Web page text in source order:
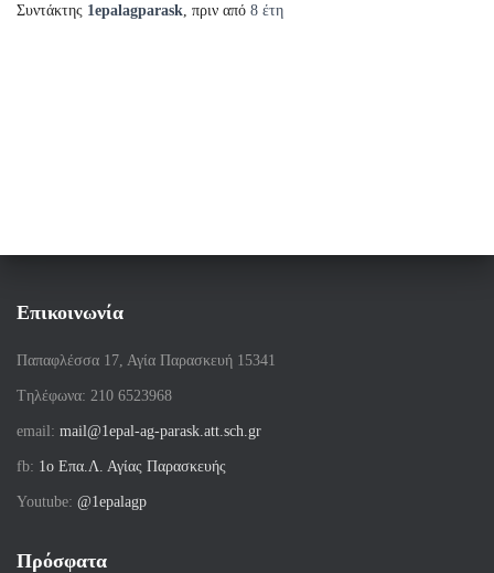
Συντάκτης 1epalagparask , πριν από 8 έτη
Επικοινωνία
Παπαφλέσσα 17, Αγία Παρασκευή 15341
Tηλέφωνα: 210 6523968
email: mail@1epal-ag-parask.att.sch.gr
fb: 1ο Επα.Λ. Αγίας Παρασκευής
Youtube: @1epalagp
Πρόσφατα